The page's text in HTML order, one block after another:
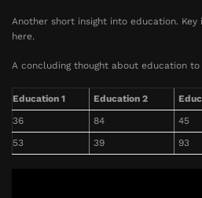
Another short insight into education.
here.
A concluding thought about education
Education 1 Education 2
36
84 45
53
39 93